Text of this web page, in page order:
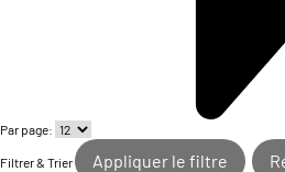
Par page:
Filtrer & Trier Appliquer le filtre